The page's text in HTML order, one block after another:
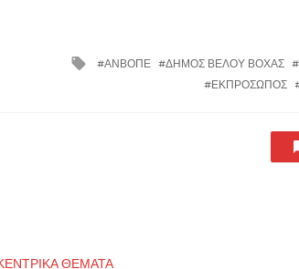
Tagged
ΑΝΒΟΠΕ ΔΗΜΟΣ ΒΕΛΟΥ ΒΟΧΑΣ
ΕΚΠΡΟΣΩΠΟΣ
ΘΕΜΑΤΑ